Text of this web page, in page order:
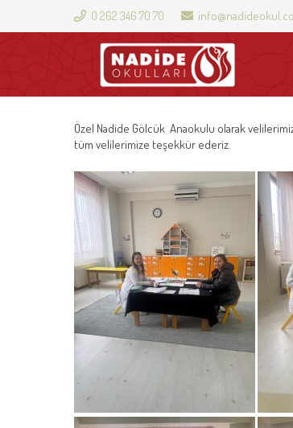
0 262 346 70 70
Özel Nadide Gölcük Anaokulu olarak
tüm velilerimize teşekkür ederiz.